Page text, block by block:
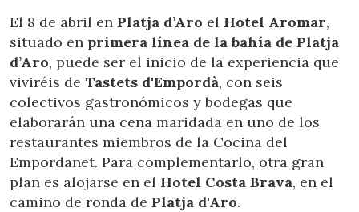
El 8 de abril en Platja d’Aro el Hotel Aromar,
situado en primera línea de la bahía de Platja
d’Aro, puede ser el inicio de la experiencia que
viviréis de Tastets d'Empordà, con seis
colectivos gastronómicos y bodegas que
elaborarán una cena maridada en uno de los
restaurantes miembros de la Cocina del
Empordanet. Para complementarlo, otra gran
plan es alojarse en el Hotel Costa Brava, en el
camino de ronda de Platja d'Aro.